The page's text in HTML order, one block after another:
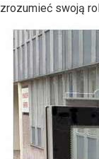
zrozumieć swoją